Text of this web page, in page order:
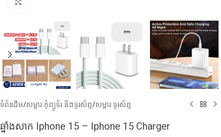
ទំព័រដើម/សម្ភារៈកុំព្យូទ័រ និងទូរស័ព្ទ/សម្ភារៈទូរស័ព្ទ
ឆ្នាំងសាក Iphone 15 – Iphone 15 Charger